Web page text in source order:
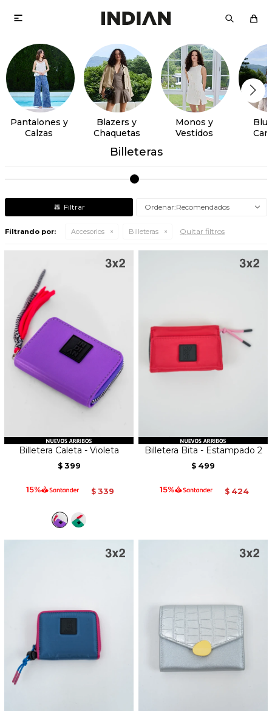

Pantalones y
Calzas
Blazers y
Chaquetas
Monos y
Vestidos
Billeteras
Recomendados
Filtrando por: Accesorios Billeteras Quitar filtros
Billetera Caleta - Violeta
$ 399
$ 339
Billetera Bita - Estampado 2
$ 499
$ 424